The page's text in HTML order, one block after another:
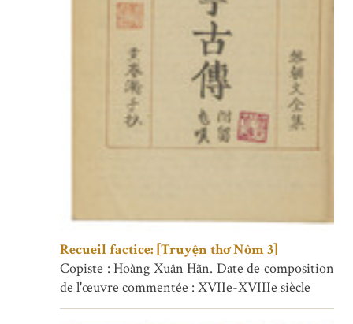
Recueil factice: [Truyện thơ Nôm 3]
Copiste : Hoàng Xuân Hãn. Date de composition
de l'œuvre commentée : XVIIe-XVIIIe siècle